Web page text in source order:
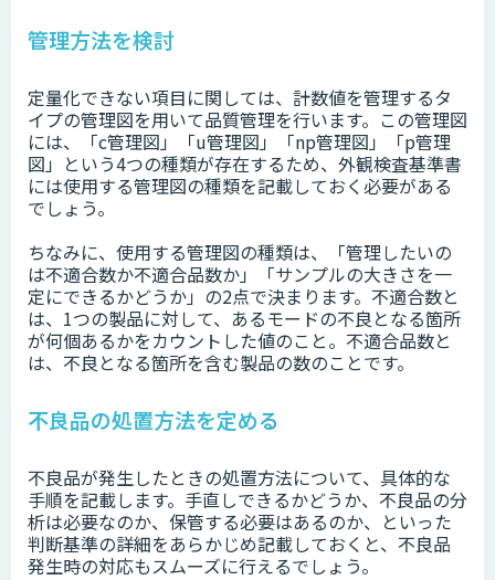
管理方法を検討
定量化できない項目に関しては、計数値を管理するタ
イプの管理図を用いて品質管理を行います。この管理図
には、「c管理図」「u管理図」「np管理図」「p管理
図」という4つの種類が存在するため、外観検査基準書
には使用する管理図の種類を記載しておく必要がある
でしょう。
ちなみに、使用する管理図の種類は、「管理したいの
は不適合数か不適合品数か」「サンプルの大きさを一
定にできるかどうか」の2点で決まります。不適合数と
は、1つの製品に対して、あるモードの不良となる箇所
が何個あるかをカウントした値のこと。不適合品数と
は、不良となる箇所を含む製品の数のことです。
不良品の処置方法を定める
不良品が発生したときの処置方法について、具体的な
手順を記載します。手直しできるかどうか、不良品の分
析は必要なのか、保管する必要はあるのか、といった
判断基準の詳細をあらかじめ記載しておくと、不良品
発生時の対応もスムーズに行えるでしょう。